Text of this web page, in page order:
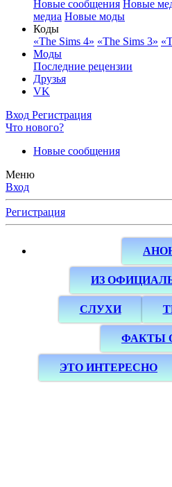
Новые сообщения Новые
медиа Новые моды
Коды
«The Sims 4» «The Sims 3»
Моды
Последние рецензии
Друзья
VK
Вход Регистрация
Что нового?
Новые сообщения
Меню
Вход
Регистрация
ИЗ
СЛУХИ
ФАКТЫ
ЭТО ИНТЕРЕСНО